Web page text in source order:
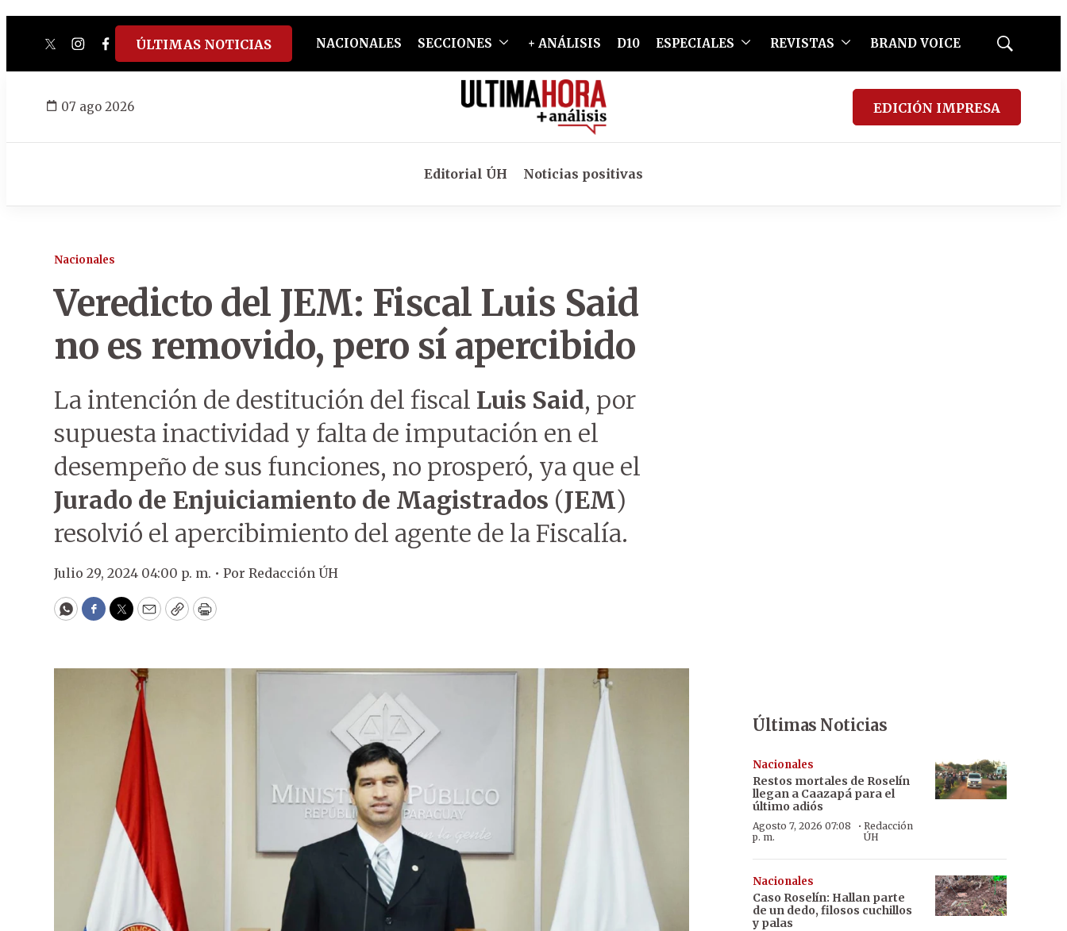
twitterinstagram
facebook
tiktokyoutube
spotify
ÚLTIMAS NOTICIAS NACIONALES SECCIONES + ANÁLISIS D10 ESPECIALES REVISTAS BRAND VOICE
Mostrar
07 ago 2026 EDICIÓN IMPRESA
Editorial ÚH Noticias positivas
Nacionales
Veredicto del JEM: Fiscal Luis Said
no es removido, pero sí apercibido
La intención de destitución del fiscal Luis Said, por
supuesta inactividad y falta de imputación en el
desempeño de sus funciones, no prosperó, ya que el
Jurado de Enjuiciamiento de Magistrados (JEM)
resolvió el apercibimiento del agente de la Fiscalía.
Julio 29, 2024 04:00 p. m. • Por Redacción ÚH
WhatsApp
Facebook
Twitter
EmailCopyPrint
Últimas Noticias
Nacionales
Restos mortales de Roselín
llegan a Caazapá para el
último adiós
Agosto 7, 2026 07:08
p. m.
· Redacción
ÚH
Nacionales
Caso Roselín: Hallan parte
de un dedo, filosos cuchillos
y palas